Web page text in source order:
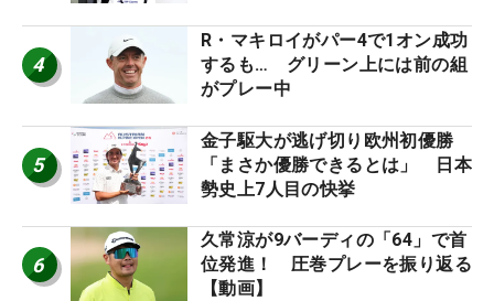
4
R・マキロイがパー4で1オン成功
するも… グリーン上には前の組
がプレー中
5
金子駆大が逃げ切り欧州初優勝
「まさか優勝できるとは」 日本
勢史上7人目の快挙
6
久常涼が9バーディの「64」で首
位発進！ 圧巻プレーを振り返る
【動画】